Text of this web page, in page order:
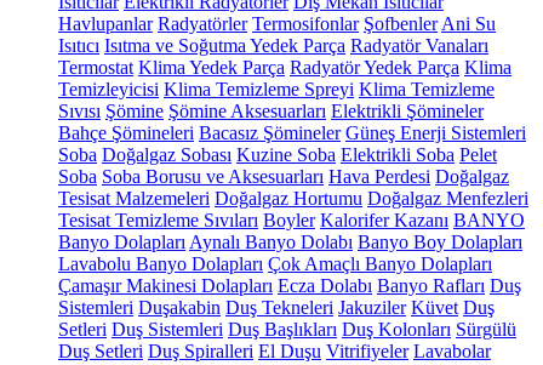
Havlupanlar Radyatörler Termosifonlar Şofbenler Ani Su
Isıtıcı Isıtma ve Soğutma Yedek Parça Radyatör Vanaları
Termostat Klima Yedek Parça Radyatör Yedek Parça Klima
Temizleyicisi Klima Temizleme Spreyi Klima Temizleme
Sıvısı Şömine Şömine Aksesuarları Elektrikli Şömineler
Bahçe Şömineleri Bacasız Şömineler Güneş Enerji Sistemleri
Soba Doğalgaz Sobası Kuzine Soba Elektrikli Soba Pelet
Soba Soba Borusu ve Aksesuarları Hava Perdesi Doğalgaz
Tesisat Malzemeleri Doğalgaz Hortumu Doğalgaz Menfezleri
Tesisat Temizleme Sıvıları Boyler Kalorifer Kazanı BANYO
Banyo Dolapları Aynalı Banyo Dolabı Banyo Boy Dolapları
Lavabolu Banyo Dolapları Çok Amaçlı Banyo Dolapları
Çamaşır Makinesi Dolapları Ecza Dolabı Banyo Rafları Duş
Sistemleri Duşakabin Duş Tekneleri Jakuziler Küvet Duş
Setleri Duş Sistemleri Duş Başlıkları Duş Kolonları Sürgülü
Duş Setleri Duş Spiralleri El Duşu Vitrifiyeler Lavabolar